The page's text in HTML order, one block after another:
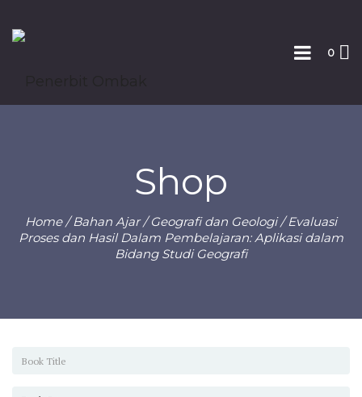
0
Shop
Home/Bahan Ajar/Geografi dan Geologi/ Evaluasi
Proses dan Hasil Dalam Pembelajaran: Aplikasi dalam
Bidang Studi Geografi